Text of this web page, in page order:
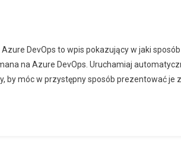
DevOps to wpis pokazujący w jaki
na Azure DevOps. Uruchamiaj
by móc w przystępny sposób prezentować je